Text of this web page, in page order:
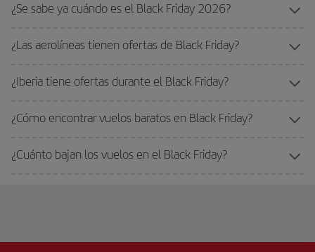
¿Se sabe ya cuándo es el Black Friday 2026?
¿Las aerolíneas tienen ofertas de Black Friday?
¿Iberia tiene ofertas durante el Black Friday?
¿Cómo encontrar vuelos baratos en Black Friday?
¿Cuánto bajan los vuelos en el Black Friday?